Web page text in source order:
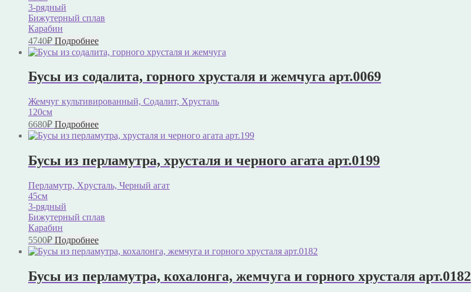
3-рядный
Бижутерный сплав
Карабин
4740₽ Подробнее
Бусы из содалита, горного хрусталя и жемчуга арт.0069
Жемчуг культивированный, Содалит, Хрусталь
120см
6680₽ Подробнее
Бусы из перламутра, хрусталя и черного агата арт.0199
Перламутр, Хрусталь, Черный агат
45см
3-рядный
Бижутерный сплав
Карабин
5500₽ Подробнее
Бусы из перламутра, кохалонга, жемчуга и горного хрусталя арт.0182